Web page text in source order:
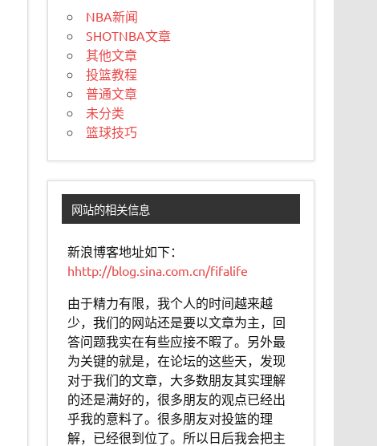
NBA新闻
SHOTNBA文章
其他文章
投篮教程
普通文章
未分类
篮球技巧
网站的相关信息
新浪博客地址如下：
hhttp://blog.sina.com.cn/fifalife
由于精力有限，我个人的时间越来越
少，我们的网站还是要以文章为主，回
答问题我实在有些应接不暇了。另外最
为关键的就是，在论坛的这些天，发现
对于我们的文章，大多数朋友其实理解
的还是满好的，很多朋友的观点已经出
乎我的意料了。很多朋友对投篮的理
解，已经很到位了。所以日后我会把主